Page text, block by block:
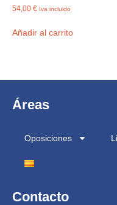
54,00 € Iva incluido
Añadir al carrito
Áreas
Oposiciones
Contacto